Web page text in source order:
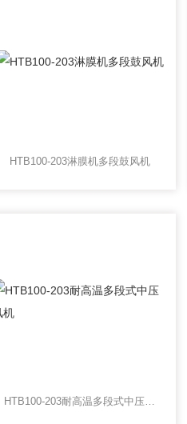
HTB100-203淋膜机多段鼓风机
HTB100-203耐高温多段式中压风机